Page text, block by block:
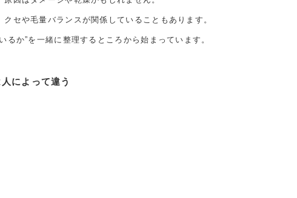
セや毛量バランスが関係していることもあります。
るか”を一緒に整理するところから始まっています。
によって違う